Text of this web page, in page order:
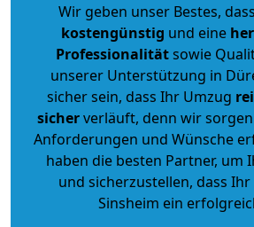
Wir geben unser Bestes,
kostengünstig und eine
Professionalitätsowie
unserer Unterstützung in
sicher sein, dass Ihr Umzug
sicherverläuft, denn wir
Anforderungen und Wünsche
haben die besten Partner, um
und sicherzustellen, dass
Sinsheim ein